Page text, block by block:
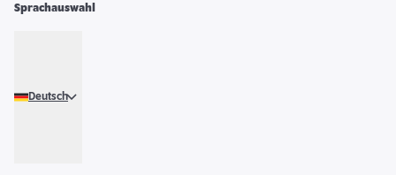
Sprachauswahl
Deutsch